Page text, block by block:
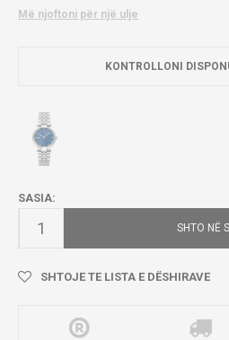
Më njoftoni për një ulje
KONTROLLONI
SASIA:
SHTO NË
SHTOJE TE LISTA E DËSHIRAVE